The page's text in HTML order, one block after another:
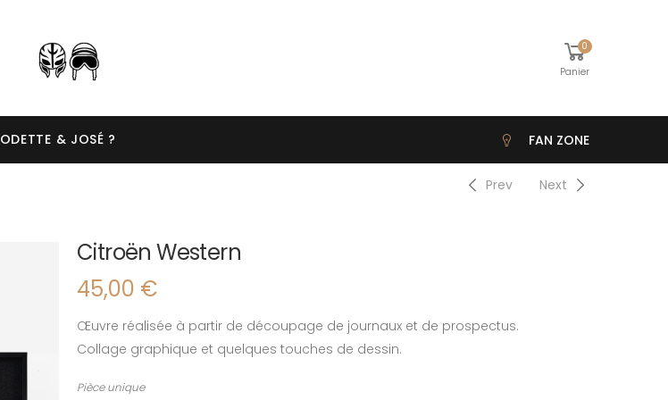
0
Panier
ODETTE & JOSÉ ? FAN ZONE
Prev Next
Citroën Western
45,00 €
Œuvre réalisée à partir de découpage de journaux et de prospectus.
Collage graphique et quelques touches de dessin.
Pièce unique